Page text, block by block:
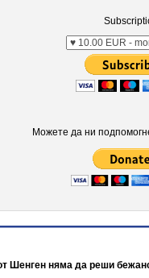
Можете да ни
Шенген няма да реши